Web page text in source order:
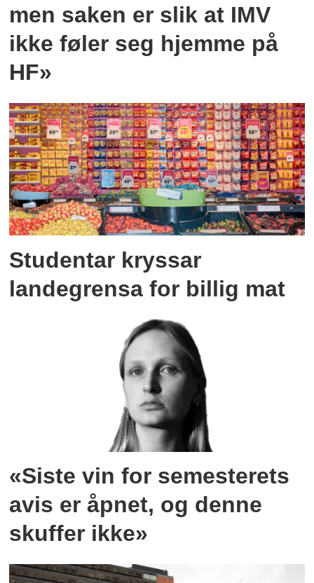
men saken er slik at IMV
ikke føler seg hjemme på
HF»
Studentar kryssar
landegrensa for billig mat
«Siste vin for semesterets
avis er åpnet, og denne
skuffer ikke»